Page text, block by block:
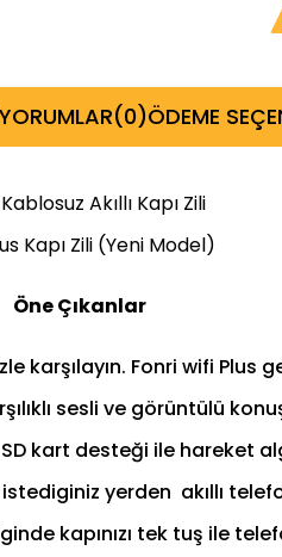
(0)ÖDEME
Akıllı Kapı Zili
Kapı Zili (Yeni Model)
Öne Çıkanlar
Fonri wifi Plus
sesli ve görüntülü
kart desteği ile hareket
yerden akıllı
kapınızı tek tuş ile